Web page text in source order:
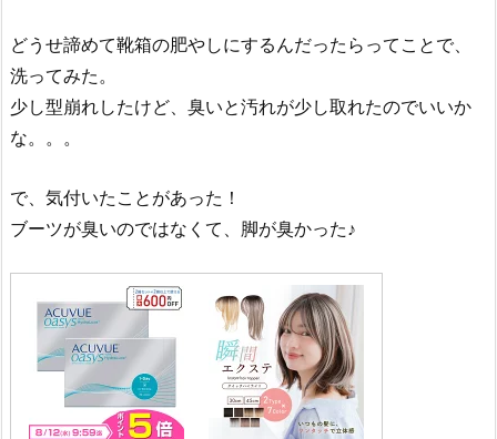
どうせ諦めて靴箱の肥やしにするんだったらってことで、
洗ってみた。
少し型崩れしたけど、臭いと汚れが少し取れたのでいいか
な。。。
で、気付いたことがあった！
ブーツが臭いのではなくて、脚が臭かった♪